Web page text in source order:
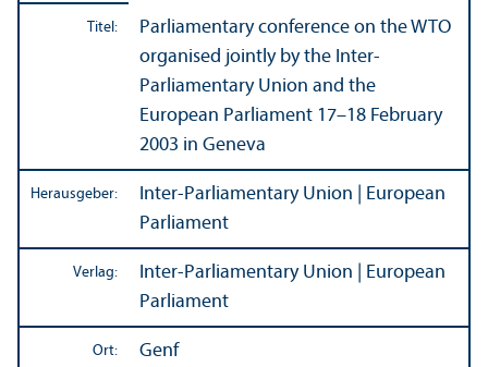
Titel:
Parliamentary conference on the WTO
organised jointly by the Inter-
Parliamentary Union and the
European Parliament 17–18 February
2003 in Geneva
Herausgeber:
Inter-Parliamentary Union | European
Parliament
Verlag:
Inter-Parliamentary Union | European
Parliament
Ort: Genf